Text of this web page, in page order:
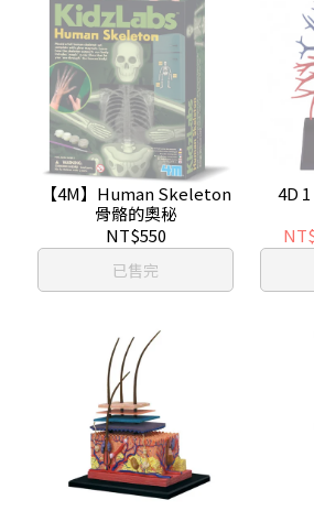
【4M】Human Skeleton
骨骼的奧秘
NT$550
已售完
4D